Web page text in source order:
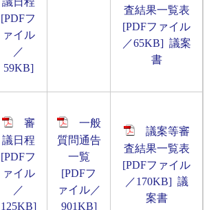
[PDFフ
ァイル
／
59KB]
査結果一覧表
[PDFファイル
／65KB] 議案
書
審
議日程
[PDFフ
ァイル
／
125KB]
一般
質問通告
一覧
[PDFフ
ァイル／
901KB]
議案等審
査結果一覧表
[PDFファイル
／170KB] 議
案書